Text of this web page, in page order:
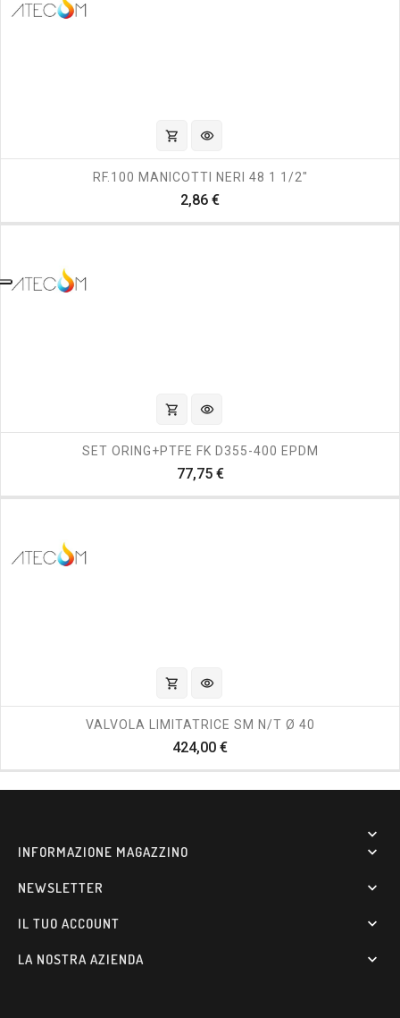
shopping_cart visibility
RF.100 MANICOTTI NERI 48 1 1/2"
2,86 €Prezzo
shopping_cart visibility
SET ORING+PTFE FK D355-400 EPDM
77,75 €Prezzo
shopping_cart visibility
VALVOLA LIMITATRICE SM N/T Ø 40
424,00 €Prezzo

INFORMAZIONE MAGAZZINO 
NEWSLETTER 
IL TUO ACCOUNT 
LA NOSTRA AZIENDA 